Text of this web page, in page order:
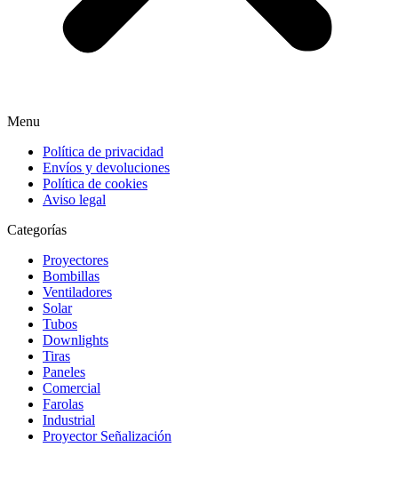
Menu
Política de privacidad
Envíos y devoluciones
Política de cookies
Aviso legal
Categorías
Proyectores
Bombillas
Ventiladores
Solar
Tubos
Downlights
Tiras
Paneles
Comercial
Farolas
Industrial
Proyector Señalización